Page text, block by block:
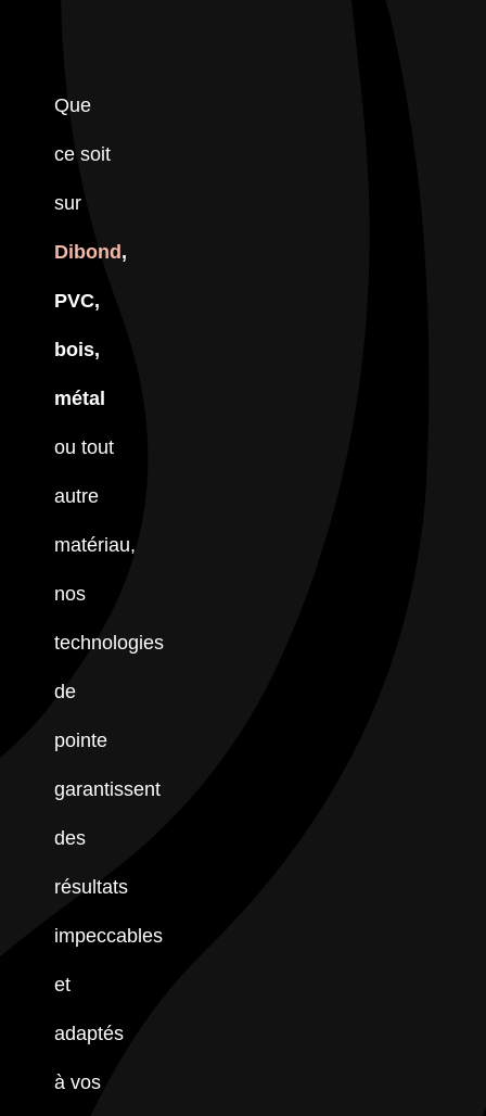
Que
ce soit
sur
Dibond ,
PVC,
bois,
métal
ou tout
autre
matériau,
nos
technologies
de
pointe
garantissent
des
résultats
impeccables
et
adaptés
à vos